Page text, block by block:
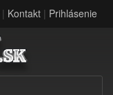
| Kontakt | Prihlásenie